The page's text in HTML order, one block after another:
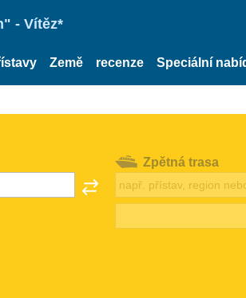
- Vítěz*
Země recenze Speciální
Zpětná trasa